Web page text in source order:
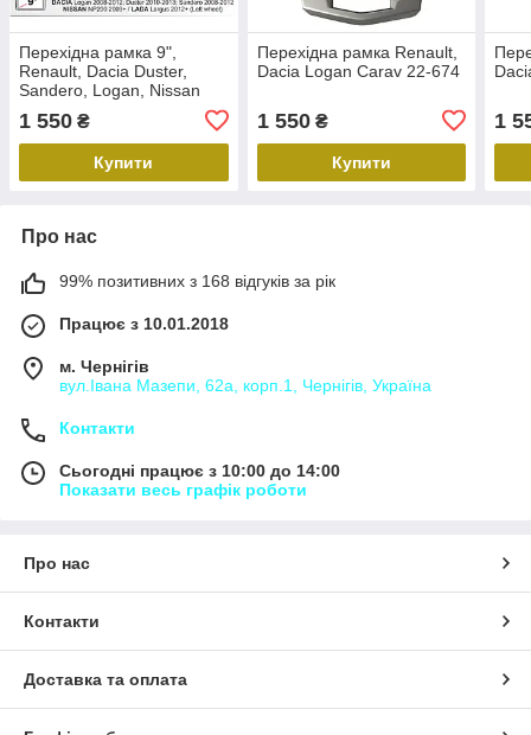
Перехідна рамка 9",
Renault, Dacia Duster,
Sandero, Logan, Nissan
1 550 ₴
Купити
Перехідна рамка Renault,
Dacia Logan Carav 22-674
1 550₴
Купити
1
Про нас
99% позитивних з 168 відгуків за рік
Працює з 10.01.2018
м. Чернігів
вул.Івана Мазепи, 62а, корп.1, Чернігів, Україна
Контакти
Сьогодні працює з 10:00 до 14:00
Показати весь графік роботи
Про нас
Контакти
Доставка та оплата